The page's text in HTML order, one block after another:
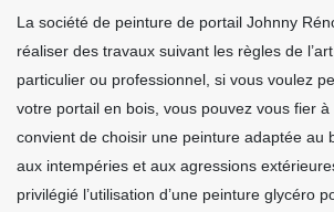
La société de peinture de portail Johnny
réaliser des travaux suivant les règles de
particulier ou professionnel, si vous voulez
votre portail en bois, vous pouvez vous fier
convient de choisir une peinture adaptée au
aux intempéries et aux agressions
privilégié l’utilisation d’une peinture glycéro